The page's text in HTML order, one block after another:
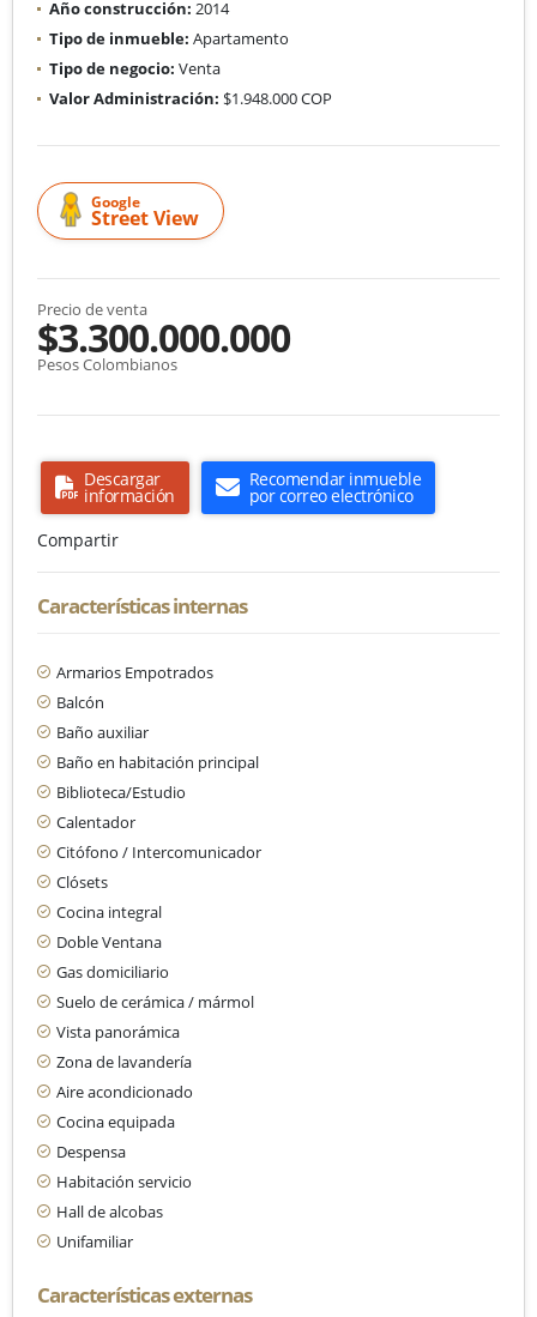
Año construcción: 2014
Tipo de inmueble: Apartamento
Tipo de negocio: Venta
Valor Administración: $1.948.000 COP
Google
Street View
Precio de venta
$3.300.000.000
Pesos Colombianos
Descargar
información
Recomendar inmueble
por correo electrónico
Compartir
Características internas
Armarios Empotrados
Balcón
Baño auxiliar
Baño en habitación principal
Biblioteca/Estudio
Calentador
Citófono / Intercomunicador
Clósets
Cocina integral
Doble Ventana
Gas domiciliario
Suelo de cerámica / mármol
Vista panorámica
Zona de lavandería
Aire acondicionado
Cocina equipada
Despensa
Habitación servicio
Hall de alcobas
Unifamiliar
Características externas